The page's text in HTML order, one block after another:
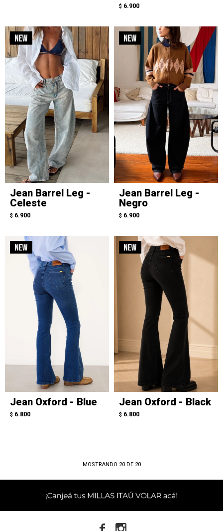
$ 6.900
Jean Barrel Leg -
Celeste
$ 6.900
Jean Barrel Leg -
Negro
$ 6.900
Jean Oxford - Blue
$ 6.800
Jean Oxford - Black
$ 6.800
MOSTRANDO 20DE 20
 